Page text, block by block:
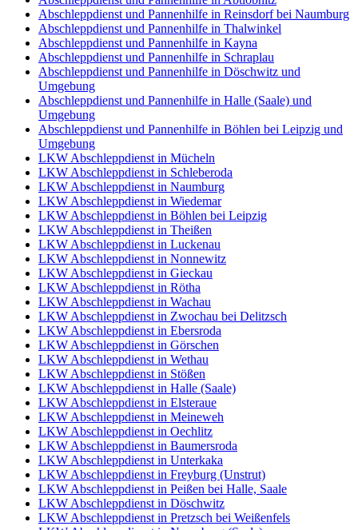
Abschleppdienst und Pannenhilfe in Reinsdorf bei Naumburg
Abschleppdienst und Pannenhilfe in Thalwinkel
Abschleppdienst und Pannenhilfe in Kayna
Abschleppdienst und Pannenhilfe in Schraplau
Abschleppdienst und Pannenhilfe in Döschwitz und
Umgebung
Abschleppdienst und Pannenhilfe in Halle (Saale) und
Umgebung
Abschleppdienst und Pannenhilfe in Böhlen bei Leipzig und
Umgebung
LKW Abschleppdienst in Mücheln
LKW Abschleppdienst in Schleberoda
LKW Abschleppdienst in Naumburg
LKW Abschleppdienst in Wiedemar
LKW Abschleppdienst in Böhlen bei Leipzig
LKW Abschleppdienst in Theißen
LKW Abschleppdienst in Luckenau
LKW Abschleppdienst in Nonnewitz
LKW Abschleppdienst in Gieckau
LKW Abschleppdienst in Rötha
LKW Abschleppdienst in Wachau
LKW Abschleppdienst in Zwochau bei Delitzsch
LKW Abschleppdienst in Ebersroda
LKW Abschleppdienst in Görschen
LKW Abschleppdienst in Wethau
LKW Abschleppdienst in Stößen
LKW Abschleppdienst in Halle (Saale)
LKW Abschleppdienst in Elsteraue
LKW Abschleppdienst in Meineweh
LKW Abschleppdienst in Oechlitz
LKW Abschleppdienst in Baumersroda
LKW Abschleppdienst in Unterkaka
LKW Abschleppdienst in Freyburg (Unstrut)
LKW Abschleppdienst in Peißen bei Halle, Saale
LKW Abschleppdienst in Döschwitz
LKW Abschleppdienst in Pretzsch bei Weißenfels